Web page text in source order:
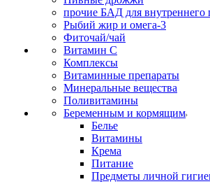
прочие БАД для внутреннего
Рыбий жир и омега-3
Фиточай/чай
Витамин С
Комплексы
Витаминные препараты
Минеральные вещества
Поливитамины
Беременным и кормящим
Белье
Витамины
Крема
Питание
Предметы личной